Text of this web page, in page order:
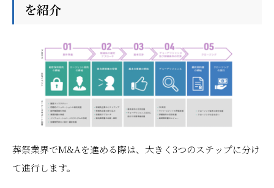
を紹介
葬祭業界でM&Aを進める際は、大きく3つのステップに分け
て進行します。